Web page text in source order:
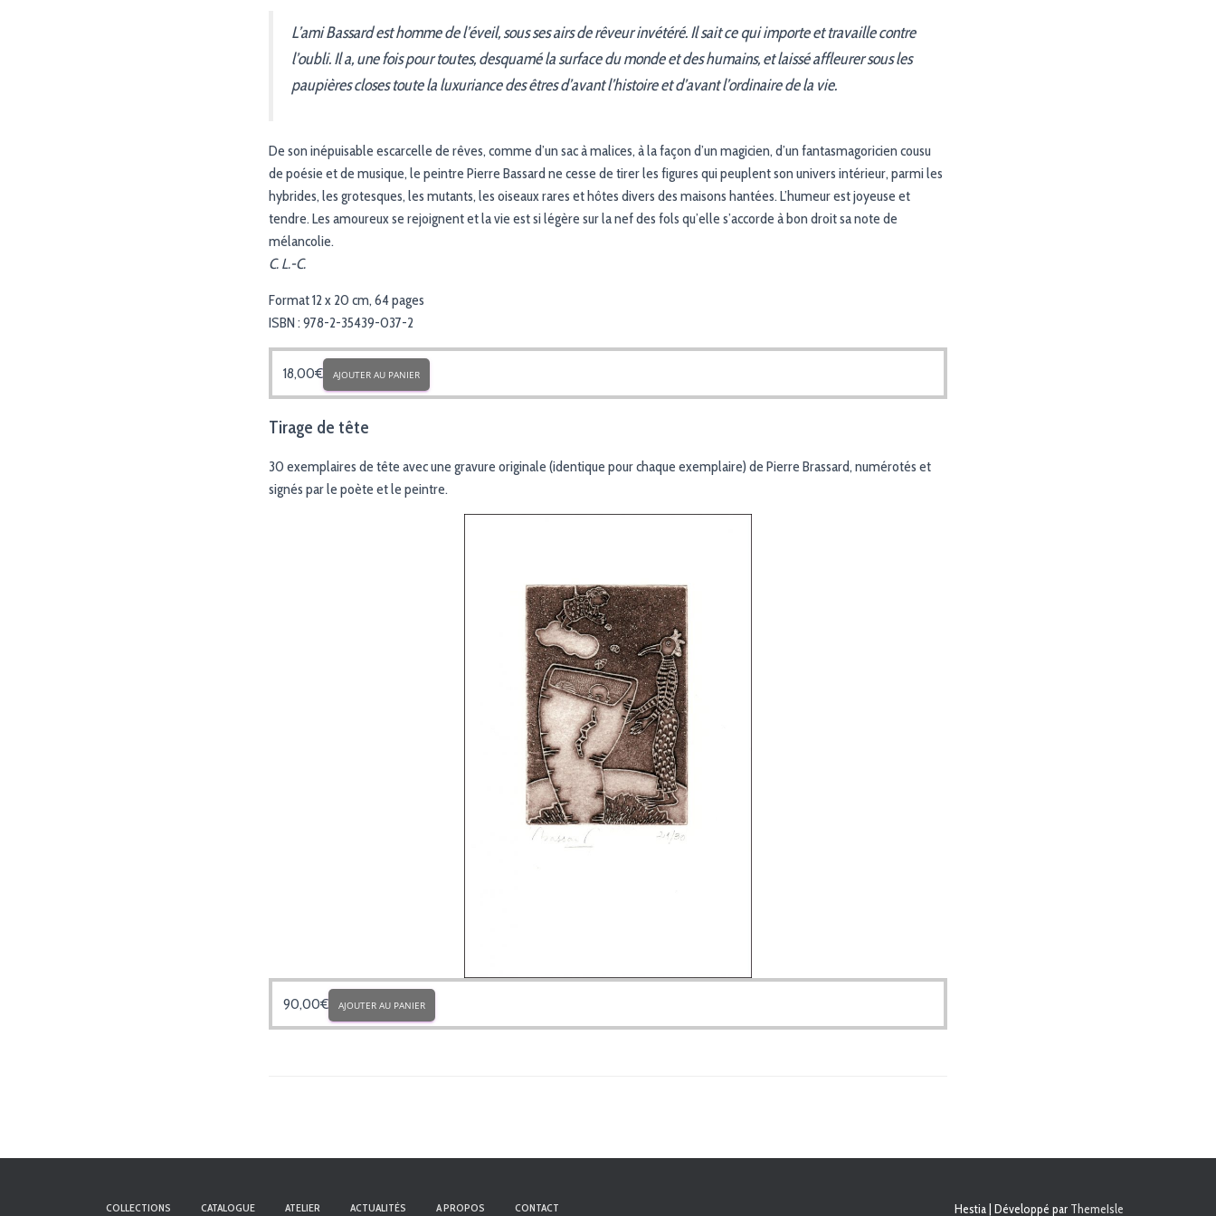
L’ami Bassard est homme de l’éveil, sous ses airs de rêveur invétéré. Il sait ce qui importe et travaille contre
l’oubli. Il a, une fois pour toutes, desquamé la surface du monde et des humains, et laissé affleurer sous les
paupières closes toute la luxuriance des êtres d’avant l’histoire et d’avant l’ordinaire de la vie.
De son inépuisable escarcelle de rêves, comme d’un sac à malices, à la façon d’un magicien, d’un fantasmagoricien cousu
de poésie et de musique, le peintre Pierre Bassard ne cesse de tirer les figures qui peuplent son univers intérieur, parmi les
hybrides, les grotesques, les mutants, les oiseaux rares et hôtes divers des maisons hantées. L’humeur est joyeuse et
tendre. Les amoureux se rejoignent et la vie est si légère sur la nef des fols qu’elle s’accorde à bon droit sa note de
mélancolie.
C. L.-C.
Format 12 x 20 cm, 64 pages
ISBN : 978-2-35439-037-2
18,00€ AJOUTER AU PANIER
Tirage de tête
30 exemplaires de tête avec une gravure originale (identique pour chaque exemplaire) de Pierre Brassard, numérotés et
signés par le poète et le peintre.
90,00€ AJOUTER AU PANIER
COLLECTIONS CATALOGUE ATELIER ACTUALITÉS A PROPOS CONTACT Hestia | Développé par ThemeIsle